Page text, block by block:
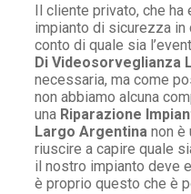
Il cliente privato, che
impianto di sicurezza in
conto di quale sia
Di Videosorveglianza
necessaria, ma come
non abbiamo alcuna
una Riparazione
Largo Argentina non è
riuscire a capire quale
il nostro impianto deve
è proprio questo che è